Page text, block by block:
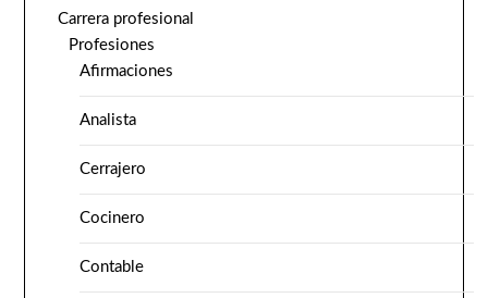
Carrera profesional
Profesiones
Afirmaciones
Analista
Cerrajero
Cocinero
Contable